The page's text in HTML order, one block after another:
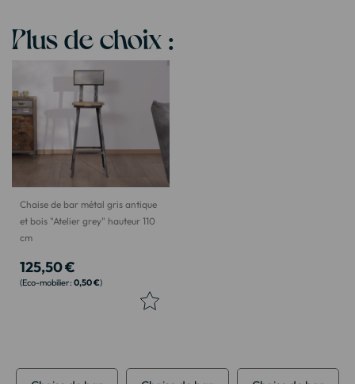
Plus de choix :
Chaise de bar métal gris antique
et bois "Atelier grey" hauteur 110
cm
125,50 €
0,50 €